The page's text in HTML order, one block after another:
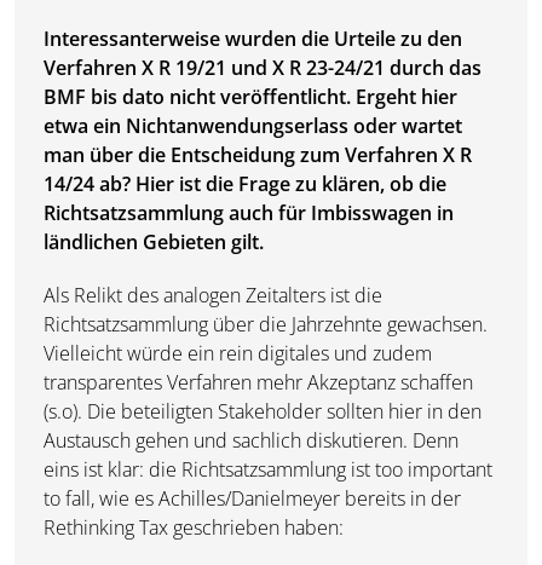
Interessanterweise wurden die Urteile zu den
Verfahren X R 19/21 und X R 23-24/21 durch das
BMF bis dato nicht veröffentlicht. Ergeht hier
etwa ein Nichtanwendungserlass oder wartet
man über die Entscheidung zum Verfahren X R
14/24 ab? Hier ist die Frage zu klären, ob die
Richtsatzsammlung auch für Imbisswagen in
ländlichen Gebieten gilt.
Als Relikt des analogen Zeitalters ist die
Richtsatzsammlung über die Jahrzehnte gewachsen.
Vielleicht würde ein rein digitales und zudem
transparentes Verfahren mehr Akzeptanz schaffen
(s.o). Die beteiligten Stakeholder sollten hier in den
Austausch gehen und sachlich diskutieren. Denn
eins ist klar: die Richtsatzsammlung isttoo important
to fall, wie esAchilles/Danielmeyer bereits in der
Rethinking Tax geschrieben haben: